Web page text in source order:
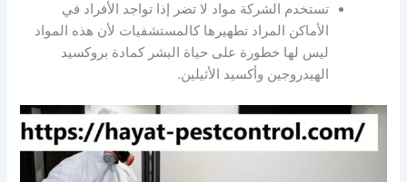
تستخدم الشركة مواد لا تضر إذا تواجد الأفراد في
الأماكن المراد تطهيرها كالمستشفيات لأن هذه المواد
ليس لها خطورة على حياة البشر كمادة بروكسيد
الهيدروجين وأكسيد الأثيلين.